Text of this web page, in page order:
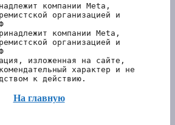
компании Meta,
организацией и
компании Meta,
организацией и
изложенная на сайте,
характер и не
к действию.
На главную